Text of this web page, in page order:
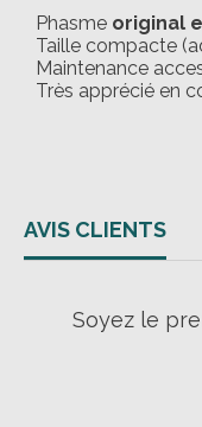
Phasme original
Taille compacte
Maintenance
Très apprécié en
AVIS CLIENTS
Soyez le